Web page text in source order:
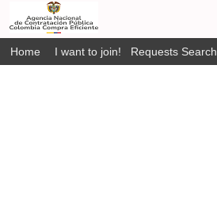
Home I want to join! Requests Search